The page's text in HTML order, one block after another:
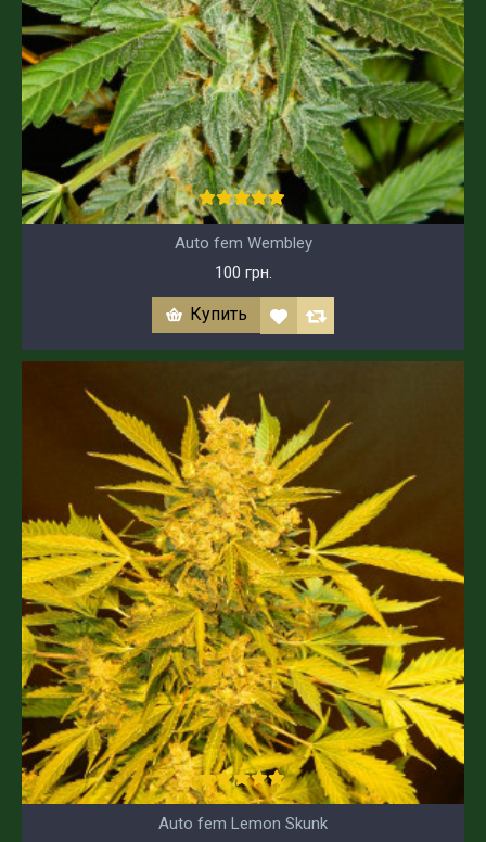
Auto fem Wembley
100 грн.
Купить
Auto fem Lemon Skunk